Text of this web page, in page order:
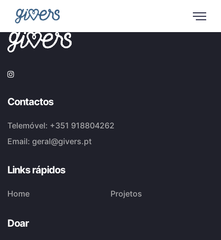
Contactos
Telemóvel: +351 918804262
Email: geral@givers.pt
Links rápidos
Home Projetos
Doar